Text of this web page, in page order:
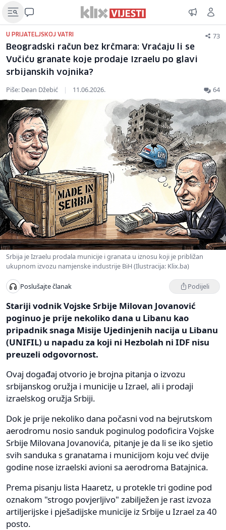
U PRIJATELJSKOJ VATRI 73
Beogradski račun bez krčmara: Vraćaju li se
Vučiću granate koje prodaje Izraelu po glavi
srbijanskih vojnika?
Piše: Dean Džebić | 11.06.2026. 64
Srbija je Izraelu prodala municije i granata u iznosu koji je približan
ukupnom izvozu namjenske industrije BiH (Ilustracija: Klix.ba)
Poslušajte članak Podijeli
Stariji vodnik Vojske Srbije Milovan Jovanović
poginuo je prije nekoliko dana u Libanu kao
pripadnik snaga Misije Ujedinjenih nacija u Libanu
(UNIFIL) u napadu za koji ni Hezbolah ni IDF nisu
preuzeli odgovornost.
Ovaj događaj otvorio je brojna pitanja o izvozu
srbijanskog oružja i municije u Izrael, ali i prodaji
izraelskog oružja Srbiji.
Dok je prije nekoliko dana počasni vod na bejrutskom
aerodromu nosio sanduk poginulog podoficira Vojske
Srbije Milovana Jovanovića, pitanje je da li se iko sjetio
svih sanduka s granatama i municijom koju već dvije
godine nose izraelski avioni sa aerodroma Batajnica.
Prema pisanju lista Haaretz, u protekle tri godine pod
oznakom "strogo povjerljivo" zabilježen je rast izvoza
artiljerijske i pješadijske municije iz Srbije u Izrael za 40
posto.